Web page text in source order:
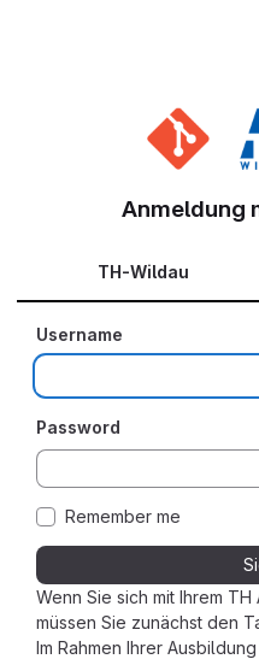
Wenn Sie sich mit Ihrem
müssen Sie zunächst den
Im Rahmen Ihrer
Anmeldung
TH-Wildau
Username
Password
Remember me